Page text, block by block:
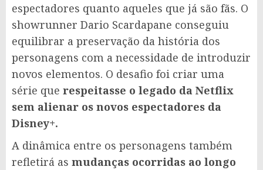
espectadores quanto aqueles que já são fãs. O
showrunner Dario Scardapane conseguiu
equilibrar a preservação da história dos
personagens com a necessidade de introduzir
novos elementos. O desafio foi criar uma
série que respeitasse o legado da Netflix
sem alienar os novos espectadores da
Disney+.
A dinâmica entre os personagens também
refletirá as mudanças ocorridas ao longo